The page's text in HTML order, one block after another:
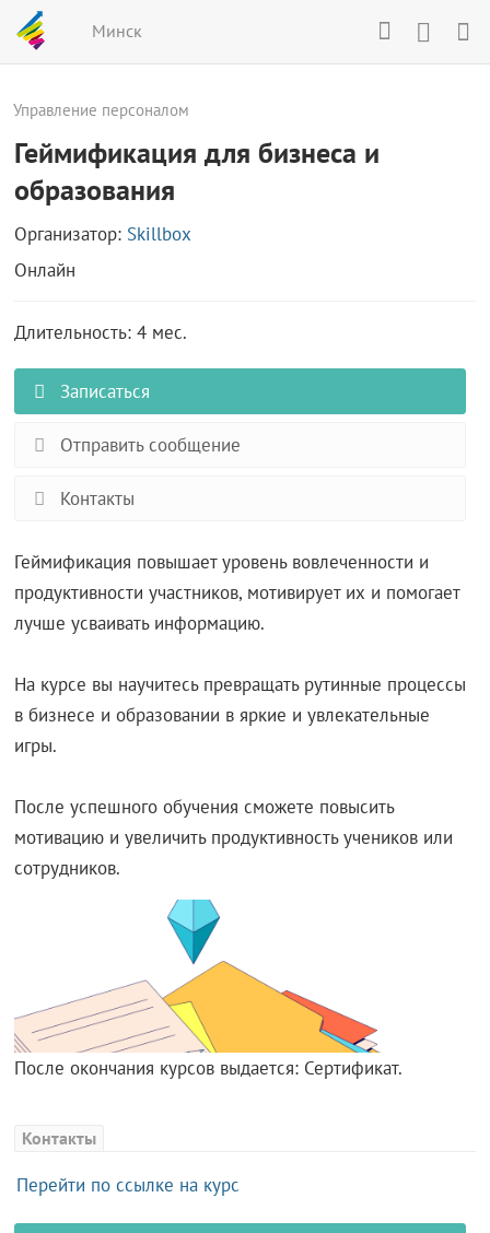
Минск
Управление персоналом
Геймификация для бизнеса и
образования
Организатор: Skillbox
Онлайн
Длительность: 4 мес.
Записаться
Отправить сообщение
Контакты
Геймификация повышает уровень вовлеченности и
продуктивности участников, мотивирует их и помогает
лучше усваивать информацию.
На курсе вы научитесь превращать рутинные процессы
в бизнесе и образовании в яркие и увлекательные
игры.
После успешного обучения сможете повысить
мотивацию и увеличить продуктивность учеников или
сотрудников.
После окончания курсов выдается: Сертификат.
Контакты
Перейти по ссылке на курс